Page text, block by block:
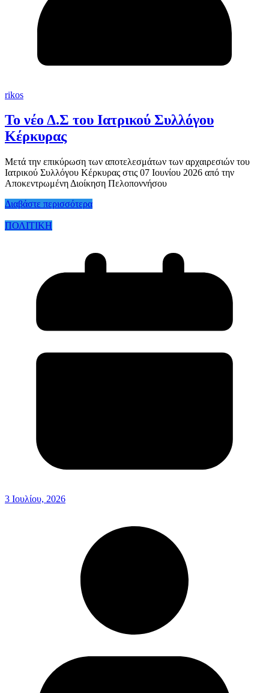
rikos
Το νέο Δ.Σ του Ιατρικού Συλλόγου
Κέρκυρας
Μετά την επικύρωση των αποτελεσμάτων των αρχαιρεσιών του
Ιατρικού Συλλόγου Κέρκυρας στις 07 Ιουνίου 2026 από την
Αποκεντρωμένη Διοίκηση Πελοποννήσου
Διαβάστε περισσότερα
ΠΟΛΙΤΙΚΗ
3 Ιουλίου, 2026